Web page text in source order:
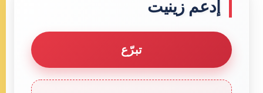
إدعم زينيت
تبرّع